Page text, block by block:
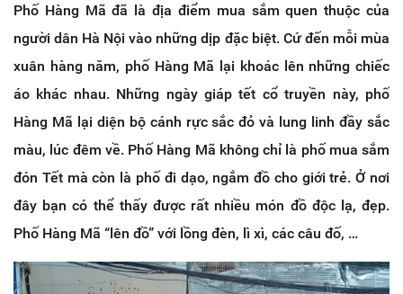
Phố Hàng Mã đã là địa điểm mua sắm quen thuộc của
người dân Hà Nội vào những dịp đặc biệt. Cứ đến mỗi mùa
xuân hàng năm, phố Hàng Mã lại khoác lên những chiếc
áo khác nhau. Những ngày giáp tết cổ truyền này, phố
Hàng Mã lại diện bộ cánh rực sắc đỏ và lung linh đầy sắc
màu, lúc đêm về. Phố Hàng Mã không chỉ là phố mua sắm
đón Tết mà còn là phố đi dạo, ngắm đồ cho giới trẻ. Ở nơi
đây bạn có thể thấy được rất nhiều món đồ độc lạ, đẹp.
Phố Hàng Mã “lên đồ” với lồng đèn, lì xì, các câu đố, …